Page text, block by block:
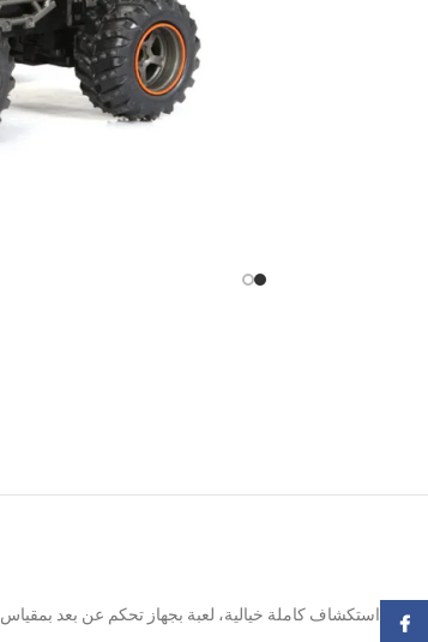
شاحنة استكشاف كاملة خيالية، لعبة بجهاز تحكم عن بعد بمقياس 1:24
Facebook